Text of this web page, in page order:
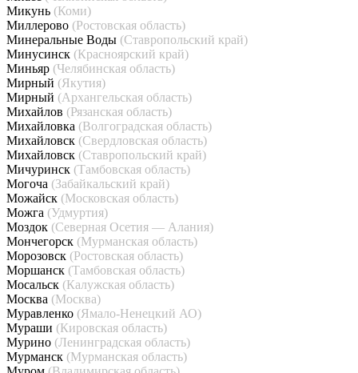
Микунь (Коми)
Миллерово (Ростовская область)
Минеральные Воды (Ставропольский край)
Минусинск (Красноярский край)
Миньяр (Челябинская область)
Мирный (Якутия)
Мирный (Архангельская область)
Михайлов (Рязанская область)
Михайловка (Волгоградская область)
Михайловск (Свердловская область)
Михайловск (Ставропольский край)
Мичуринск (Тамбовская область)
Могоча (Забайкальский край)
Можайск (Московская область)
Можга (Удмуртия)
Моздок (Северная Осетия — Алания)
Мончегорск (Мурманская область)
Морозовск (Ростовская область)
Моршанск (Тамбовская область)
Мосальск (Калужская область)
Москва (Москва)
Муравленко (Ямало-Ненецкий АО)
Мураши (Кировская область)
Мурино (Ленинградская область)
Мурманск (Мурманская область)